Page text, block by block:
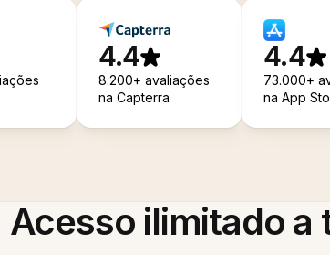
4.4
8.200+ avaliações
na Capterra
4.4
73.000+
na App
Acesso ilimitado a